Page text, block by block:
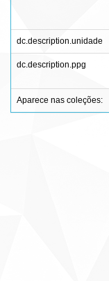
dc.description.unidade
dc.description.ppg
Aparece nas coleções: